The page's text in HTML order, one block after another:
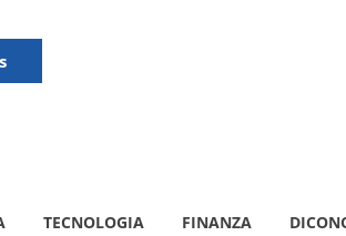
TECNOLOGIA FINANZA